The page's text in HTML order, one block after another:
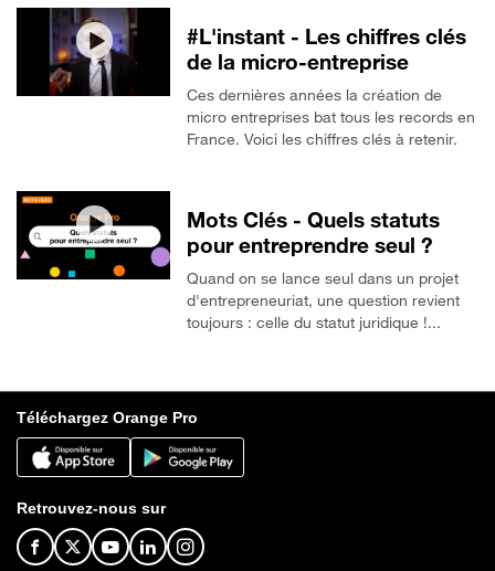
#L'instant - Les chiffres clés
de la micro-entreprise
Ces dernières années la création de
micro entreprises bat tous les records en
France. Voici les chiffres clés à retenir.
Mots Clés - Quels statuts
pour entreprendre seul ?
Quand on se lance seul dans un projet
d'entrepreneuriat, une question revient
toujours : celle du statut juridique !...
Téléchargez Orange Pro
Retrouvez-nous sur